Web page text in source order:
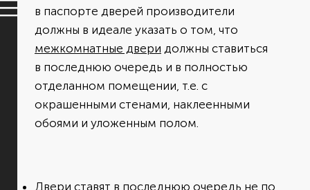
в паспорте дверей производители
должны в идеале указать о том, что
межкомнатные двери должны ставиться
в последнюю очередь и в полностью
отделанном помещении, т.е. с
окрашенными стенами, наклеенными
обоями и уложенным полом.
Двери ставят в последнюю очередь не по